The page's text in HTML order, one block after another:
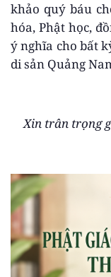
khảo quý báu
hóa, Phật học,
ý nghĩa cho bất
di sản Quảng
Xin trân trọng